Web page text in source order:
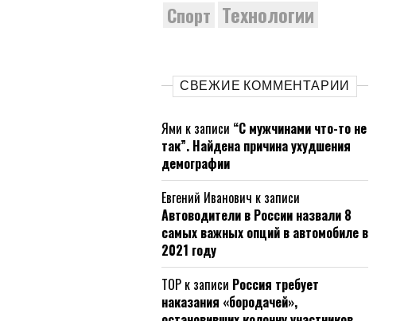
Спорт Технологии
СВЕЖИЕ КОММЕНТАРИИ
Ями к записи “С мужчинами что-то не
так”. Найдена причина ухудшения
демографии
Евгений Иванович к записи
Автоводители в России назвали 8
самых важных опций в автомобиле в
2021 году
ТОР к записи Россия требует
наказания «бородачей»,